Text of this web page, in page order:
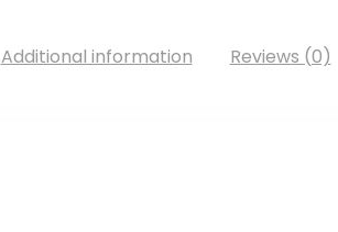
Additional information Reviews (0)